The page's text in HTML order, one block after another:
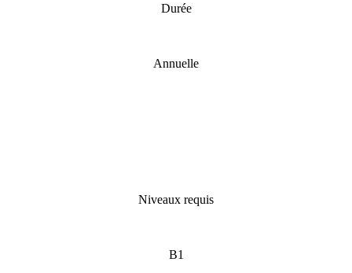
Durée
Annuelle
Niveaux requis
B1